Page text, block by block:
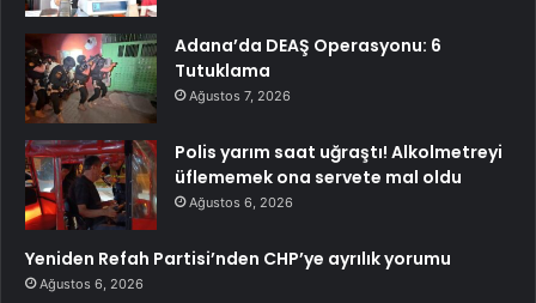
Adana’da DEAŞ Operasyonu: 6
Tutuklama
Ağustos 7, 2026
Polis yarım saat uğraştı! Alkolmetreyi
üflememek ona servete mal oldu
Ağustos 6, 2026
Yeniden Refah Partisi’nden CHP’ye ayrılık yorumu
Ağustos 6, 2026